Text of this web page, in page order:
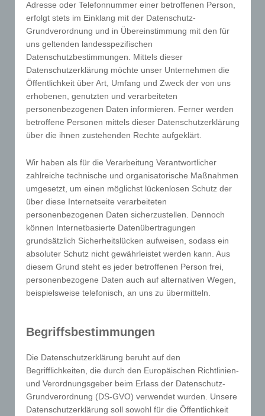
Unionsrecht oder das Recht der Mitgliedstaaten
vorgegeben, so kann der Verantwortliche
beziehungsweise können die bestimmten Kriterien
seiner Benennung nach dem Unionsrecht oder
dem Recht der Mitgliedstaaten vorgesehen
werden.
h) Auftragsverarbeiter
Auftragsverarbeiter ist eine natürliche oder
juristische Person, Behörde, Einrichtung oder
Auftrag des Verantwortlichen verarbeitet.
i) Empfänger
Empfänger ist eine natürliche oder juristische
Person, Behörde, Einrichtung oder andere Stelle,
der personenbezogene Daten offengelegt werden,
unabhängig davon, ob es sich bei ihr um einen
Dritten handelt oder nicht. Behörden, die im
Rahmen eines bestimmten Untersuchungsauftrags
nach dem Unionsrecht oder dem Recht der
Mitgliedstaaten möglicherweise
nicht als Empfänger.
Dritter ist eine natürliche oder juristische Person,
Behörde, Einrichtung oder andere Stelle außer der
betroffenen Person, dem Verantwortlichen, dem
Auftragsverarbeiter und den Personen, die unter
Adresse oder Telefonnummer einer betroffenen Person,
erfolgt stets im Einklang mit der Datenschutz-
Grundverordnung und in Übereinstimmung mit den für
uns geltenden landesspezifischen
Datenschutzbestimmungen. Mittels dieser
Datenschutzerklärung möchte unser Unternehmen die
Öffentlichkeit über Art, Umfang und Zweck der von uns
erhobenen, genutzten und verarbeiteten
personenbezogenen Daten informieren. Ferner werden
betroffene Personen mittels dieser Datenschutzerklärung
über die ihnen zustehenden Rechte aufgeklärt.
Wir haben als für die Verarbeitung Verantwortlicher
zahlreiche technische und organisatorische Maßnahmen
umgesetzt, um einen möglichst lückenlosen Schutz der
über diese Internetseite verarbeiteten
personenbezogenen Daten sicherzustellen. Dennoch
können Internetbasierte Datenübertragungen
grundsätzlich Sicherheitslücken aufweisen, sodass ein
absoluter Schutz nicht gewährleistet werden kann. Aus
diesem Grund steht es jeder betroffenen Person frei,
personenbezogene Daten auch auf alternativen Wegen,
beispielsweise telefonisch, an uns zu übermitteln.
Begriffsbestimmungen
Die Datenschutzerklärung beruht auf den
Begrifflichkeiten, die durch den Europäischen Richtlinien-
und Verordnungsgeber beim Erlass der Datenschutz-
Grundverordnung (DS-GVO) verwendet wurden. Unsere
Datenschutzerklärung soll sowohl für die Öffentlichkeit